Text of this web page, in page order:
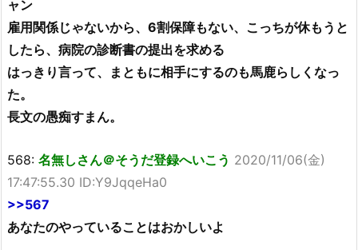
ャン
雇用関係じゃないから、6割保障もない、こっちが休もうと
したら、病院の診断書の提出を求める
はっきり言って、まともに相手にするのも馬鹿らしくなっ
た。
長文の愚痴すまん。
568: 名無しさん＠そうだ登録へいこう 2020/11/06(金)
17:47:55.30 ID:Y9JqqeHa0
>>567
あなたのやっていることはおかしいよ